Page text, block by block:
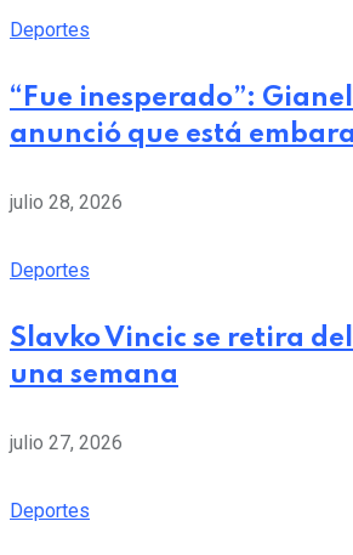
Deportes
“Fue inesperado”:
anunció que está
julio 28, 2026
Deportes
Slavko Vincic se retira
una semana
julio 27, 2026
Deportes